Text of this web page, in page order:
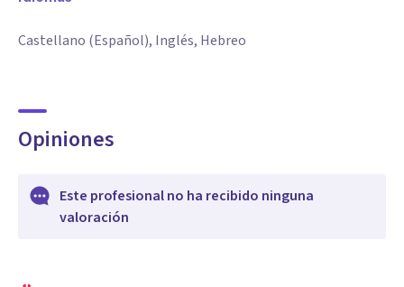
Castellano (Español), Inglés, Hebreo
Opiniones
Este profesional no ha recibido ninguna
valoración